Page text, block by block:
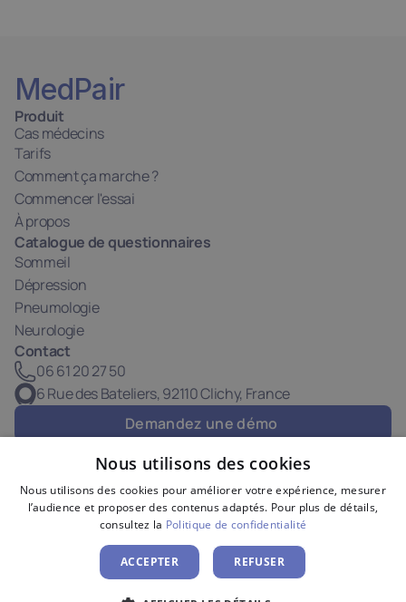
MedPair
Produit
Cas médecins
Tarifs
Comment ça marche ?
Commencer l'essai
À propos
Catalogue de questionnaires
Sommeil
Dépression
Pneumologie
Neurologie
Contact
06 61 20 27 50
6 Rue des Bateliers, 92110 Clichy, France
Demandez une démo
Droits d'auteur MEDPAIR © 2025-2026
Politique de confidentialité
Conditions d’utilisation
Mentions légales
Politique de cookies
Nous utilisons des cookies
Nous utilisons des cookies pour améliorer votre expérience, mesurer
l’audience et proposer des contenus adaptés. Pour plus de détails,
consultez la Politique de confidentialité
ACCEPTER REFUSER